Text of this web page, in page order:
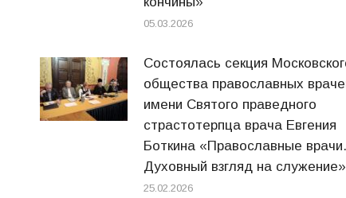
05.03.2026
Состоялась секция
общества православных
имени Святого праведного
страстотерпца врача Евгения
Боткина «Православные врачи.
Духовный взгляд на служение»
25.02.2026